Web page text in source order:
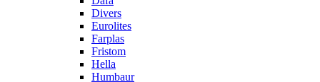
Divers
Eurolites
Farplas
Fristom
Hella
Humbaur